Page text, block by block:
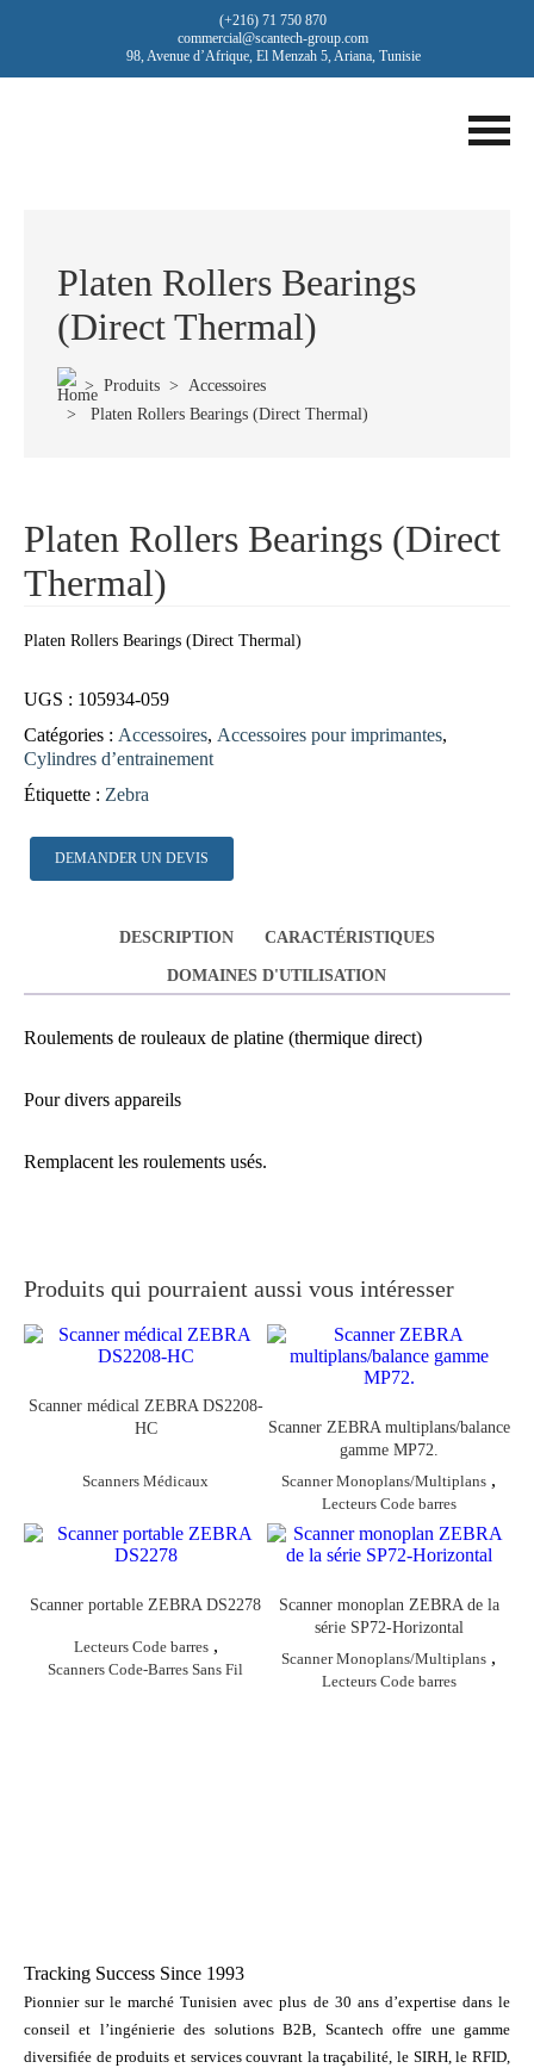
(+216) 71 750 870
commercial@scantech-group.com
98, Avenue d’Afrique, El Menzah 5, Ariana, Tunisie
Platen Rollers Bearings
(Direct Thermal)
> Produits > Accessoires
> Platen Rollers Bearings (Direct Thermal)
Platen Rollers Bearings (Direct
Thermal)
Platen Rollers Bearings (Direct Thermal)
UGS : 105934-059
Catégories : Accessoires, Accessoires pour imprimantes,
Cylindres d’entrainement
Étiquette : Zebra
DEMANDER UN DEVIS
DESCRIPTION CARACTÉRISTIQUES
DOMAINES D'UTILISATION
Roulements de rouleaux de platine (thermique direct)
Pour divers appareils
Remplacent les roulements usés.
Produits qui pourraient aussi vous intéresser
Scanner médical ZEBRA DS2208-
HC
Scanners Médicaux
Scanner ZEBRA multiplans/balance
gamme MP72.
Scanner Monoplans/Multiplans ,
Lecteurs Code barres
Scanner portable ZEBRA DS2278
Lecteurs Code barres,
Scanners Code-Barres Sans Fil
Scanner monoplan ZEBRA de la
série SP72-Horizontal
Scanner Monoplans/Multiplans ,
Lecteurs Code barres
Tracking Success Since 1993
Pionnier sur le marché Tunisien avec plus de 30 ans d’expertise dans le
conseil et l’ingénierie des solutions B2B, Scantech offre une gamme
diversifiée de produits et services couvrant la traçabilité, le SIRH, le RFID,